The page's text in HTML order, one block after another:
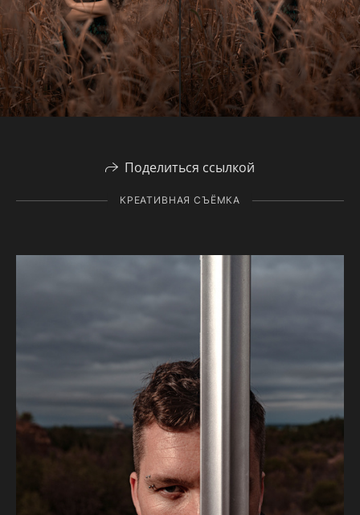
Поделиться ссылкой
КРЕАТИВНАЯ СЪЁМКА